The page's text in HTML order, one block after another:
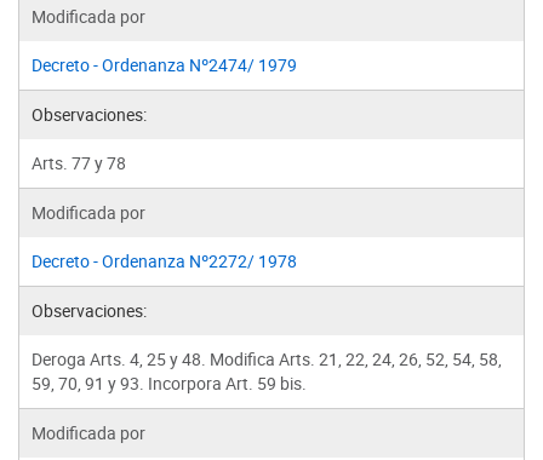
Modificada por
Decreto - Ordenanza Nº2474/ 1979
Observaciones:
Arts. 77 y 78
Modificada por
Decreto - Ordenanza Nº2272/ 1978
Observaciones:
Deroga Arts. 4, 25 y 48. Modifica Arts. 21, 22, 24, 26, 52, 54, 58,
59, 70, 91 y 93. Incorpora Art. 59 bis.
Modificada por